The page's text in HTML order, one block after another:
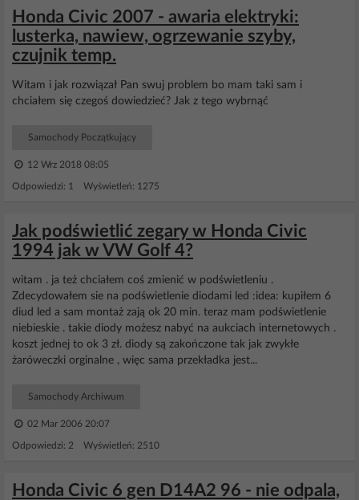
Honda Civic 2007 - awaria elektryki:
lusterka, nawiew, ogrzewanie szyby,
czujnik temp.
Witam i jak rozwiązał Pan swuj problem bo mam taki sam i
chciałem się czegoś dowiedzieć? Jak z tego wybrnąć
Samochody Początkujący
12 Wrz 2018 08:05
Odpowiedzi: 1 Wyświetleń: 1275
Jak podświetlić zegary w Honda Civic
1994 jak w VW Golf 4?
witam . ja też chciałem coś zmienić w podświetleniu .
Zdecydowałem sie na podświetlenie diodami led :idea: kupiłem 6
diud led a sam montaż zają ok 20 min. teraz mam podświetlenie
niebieskie . takie diody możesz nabyć na aukciach internetowych .
koszt jednej to ok 3 zł. diody są zakończone tak jak zwykłe
żaróweczki orginalne , więc sama przekładka jest...
Samochody Archiwum
02 Mar 2006 20:07
Odpowiedzi: 2 Wyświetleń: 2510
Honda Civic 6 gen D14A2 96 - nie odpala,